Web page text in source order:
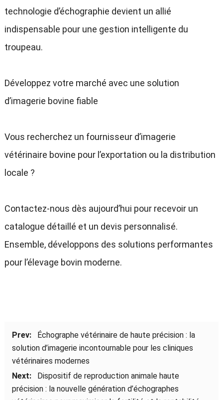
technologie d’échographie devient un allié
indispensable pour une gestion intelligente du
troupeau.
Développez votre marché avec une solution
d’imagerie bovine fiable
Vous recherchez un fournisseur d’imagerie
vétérinaire bovine pour l’exportation ou la distribution
locale ?
Contactez-nous dès aujourd’hui pour recevoir un
catalogue détaillé et un devis personnalisé.
Ensemble, développons des solutions performantes
pour l’élevage bovin moderne.
Prev:
Échographe vétérinaire de haute précision : la
solution d’imagerie incontournable pour les cliniques
vétérinaires modernes
Next:
Dispositif de reproduction animale haute
précision : la nouvelle génération d’échographes